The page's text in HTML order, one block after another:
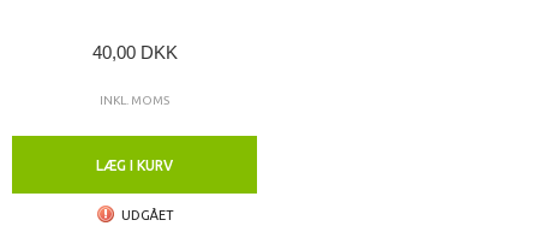
40,00 DKK
INKL. MOMS
LÆG I KURV
UDGÅET